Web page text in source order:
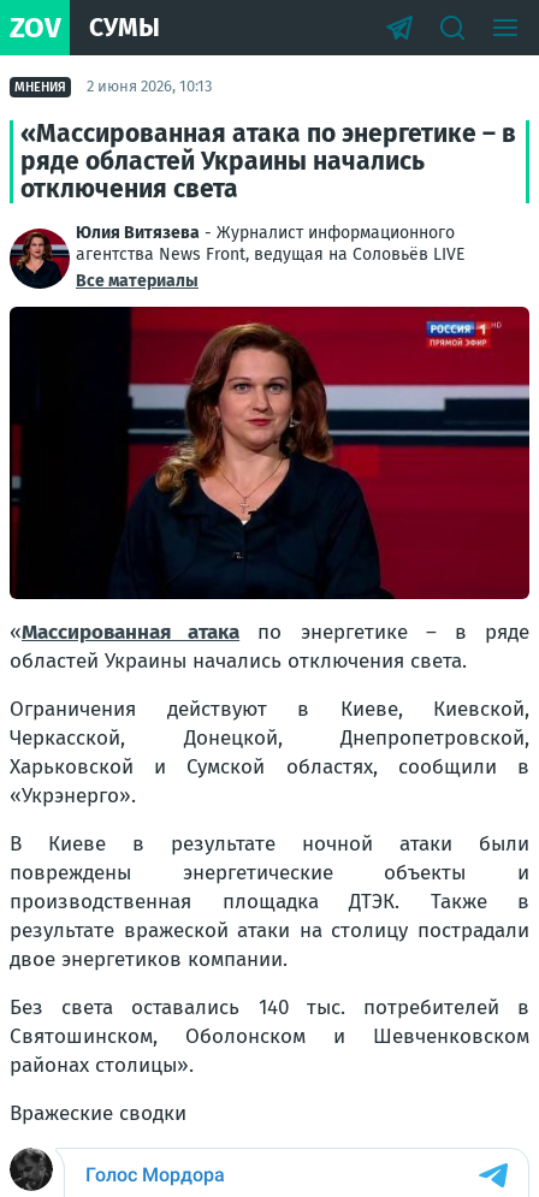
ZOV СУМЫ
МНЕНИЯ 2 июня 2026, 10:13
«Массированная атака по энергетике – в
ряде областей Украины начались
отключения света
Юлия Витязева - Журналист информационного
агентства News Front, ведущая на Соловьёв LIVE
Все материалы
«Массированная атака по энергетике – в ряде
областей Украины начались отключения света.
Ограничения действуют в Киеве, Киевской,
Черкасской, Донецкой, Днепропетровской,
Харьковской и Сумской областях, сообщили в
«Укрэнерго».
В Киеве в результате ночной атаки были
повреждены энергетические объекты и
производственная площадка ДТЭК. Также в
результате вражеской атаки на столицу пострадали
двое энергетиков компании.
Без света оставались 140 тыс. потребителей в
Святошинском, Оболонском и Шевченковском
районах столицы».
Вражеские сводки